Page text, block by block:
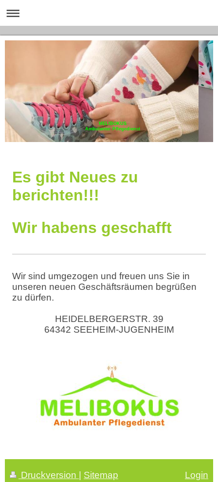
MELIBOKUS
Ambulanter Pflegedienst
Es gibt Neues zu
berichten!!!
Wir habens geschafft
Wir sind umgezogen und freuen uns Sie in
unseren neuen Geschäftsräumen begrüßen
zu dürfen.
HEIDELBERGERSTR. 39
64342 SEEHEIM-JUGENHEIM
Druckversion
Sitemap
Login